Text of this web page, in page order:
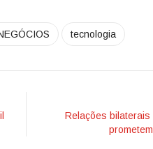
tecnologia
Relações bilaterais